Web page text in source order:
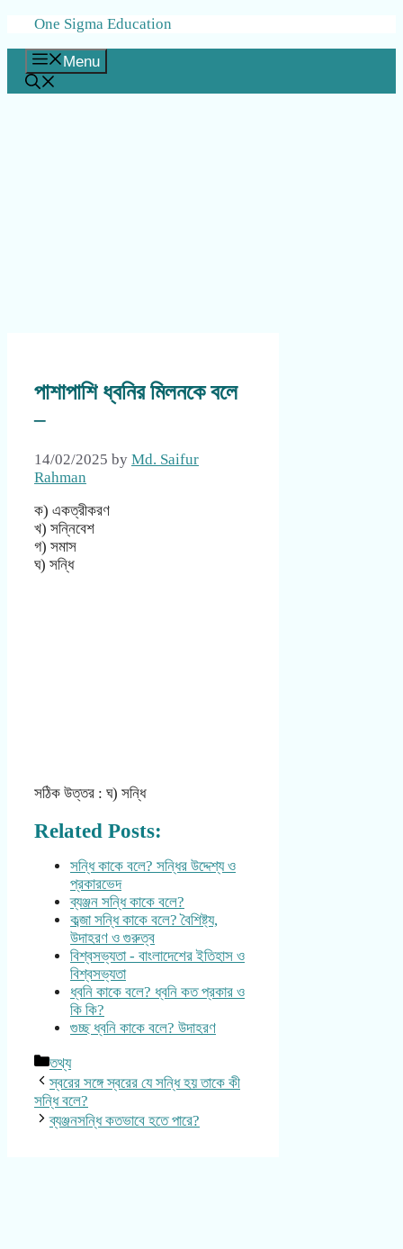
Skip
content
One Sigma Education
Menu
পাশাপাশি ধ্বনির মিলনকে বলে
–
14/02/2025 by Md. Saifur
Rahman
ক) একত্রীকরণ
খ) সন্নিবেশ
গ) সমাস
ঘ) সন্ধি
সঠিক উত্তর : ঘ) সন্ধি
Related Posts:
সন্ধি কাকে বলে? সন্ধির উদ্দেশ্য ও
প্রকারভেদ
ব্যঞ্জন সন্ধি কাকে বলে?
কব্জা সন্ধি কাকে বলে? বৈশিষ্ট্য,
উদাহরণ ও গুরুত্ব
বিশ্বসভ্যতা - বাংলাদেশের ইতিহাস ও
বিশ্বসভ্যতা
ধ্বনি কাকে বলে? ধ্বনি কত প্রকার ও
কি কি?
গুচ্ছ ধ্বনি কাকে বলে? উদাহরণ
Categories
তথ্য
স্বরের সঙ্গে স্বরের যে সন্ধি হয় তাকে কী
সন্ধি বলে?
ব্যঞ্জনসন্ধি কতভাবে হতে পারে?